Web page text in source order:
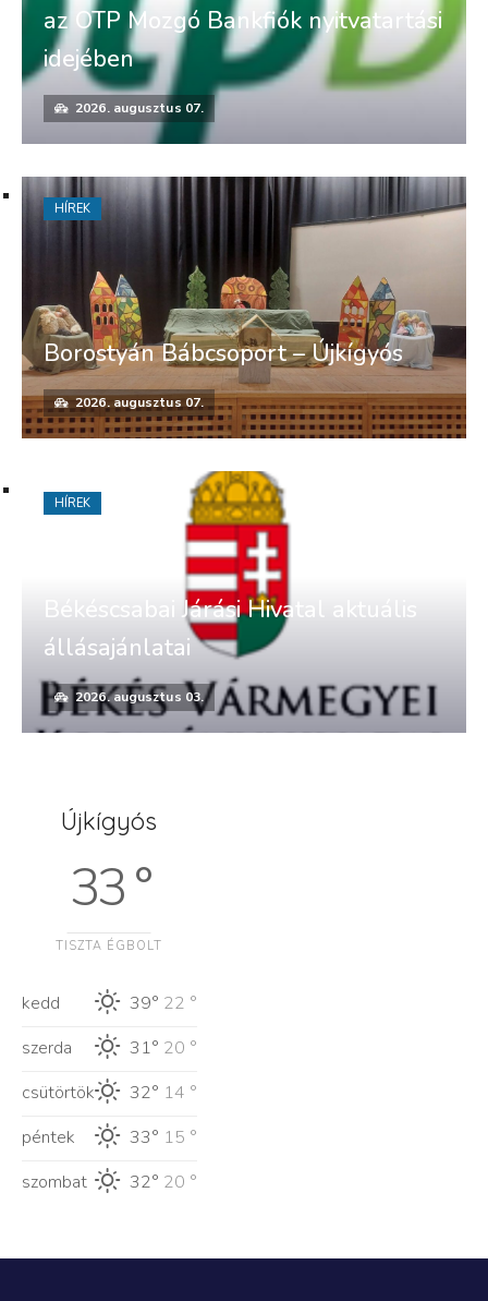
az OTP Mozgó Bankfiók nyitvatartási
idejében
2026. augusztus 07.
Borostyán Bábcsoport – Újkígyós
2026. augusztus 07.
HÍREK
Békéscsabai Járási Hivatal aktuális
állásajánlatai
2026. augusztus 03.
HÍREK
Újkígyós
33 °
TISZTA ÉGBOLT
kedd 39° 22 °
szerda
31° 20 °
csütörtök
32° 14 °
péntek
33° 15 °
szombat
32° 20 °